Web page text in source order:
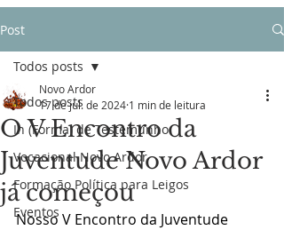
Post
Todos posts
In (Forma) de Testemunho
Vocacional Novo Ardor
Formação Política para Leigos
Eventos
Todos posts
O V Encontro da
Juventude Novo Ardor
já começou
Novo Ardor
17 de jul. de 2024 1 min de leitura
Nosso V Encontro da Juventude